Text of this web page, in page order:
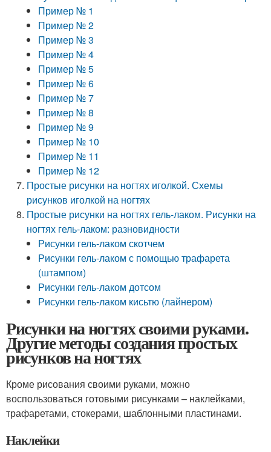
Пример № 1
Пример № 2
Пример № 3
Пример № 4
Пример № 5
Пример № 6
Пример № 7
Пример № 8
Пример № 9
Пример № 10
Пример № 11
Пример № 12
Простые рисунки на ногтях иголкой. Схемы
рисунков иголкой на ногтях
Простые рисунки на ногтях гель-лаком. Рисунки на
ногтях гель-лаком: разновидности
Рисунки гель-лаком скотчем
Рисунки гель-лаком с помощью трафарета
(штампом)
Рисунки гель-лаком дотсом
Рисунки гель-лаком кисьтю (лайнером)
Рисунки на ногтях своими руками.
Другие методы создания простых
рисунков на ногтях
Кроме рисования своими руками, можно
воспользоваться готовыми рисунками – наклейками,
трафаретами, стокерами, шаблонными пластинами.
Наклейки